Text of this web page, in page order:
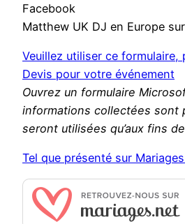
Facebook
Matthew UK DJ en Europe
Veuillez utiliser ce formulaire,
Devis pour votre événement
Ouvrez un formulaire
informations collectées sont
seront utilisées qu’aux fins
Tel que présenté sur